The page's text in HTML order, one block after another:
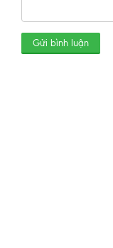
Gửi bình luận